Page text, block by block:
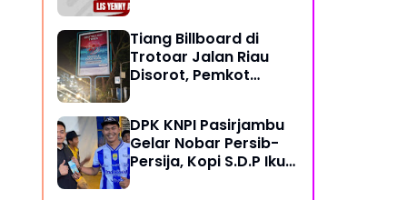
Tiang Billboard di
Trotoar Jalan Riau
Disorot, Pemkot
DPK KNPI Pasirjambu
Gelar Nobar Persib-
Persija, Kopi S.D.P Ikut